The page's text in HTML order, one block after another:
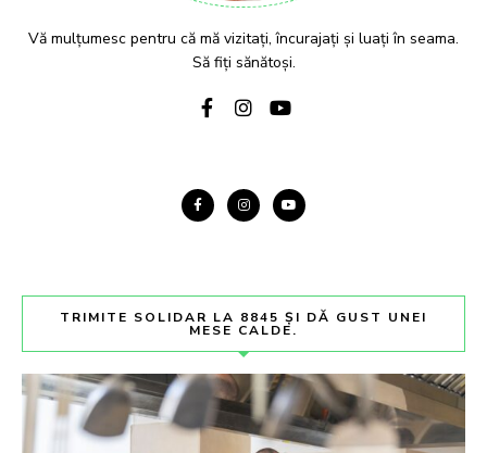
Vă mulțumesc pentru că mă vizitați, încurajați și luați în seama.
Să fiți sănătoși.
TRIMITE SOLIDAR LA 8845 ȘI DĂ GUST UNEI
MESE CALDE.